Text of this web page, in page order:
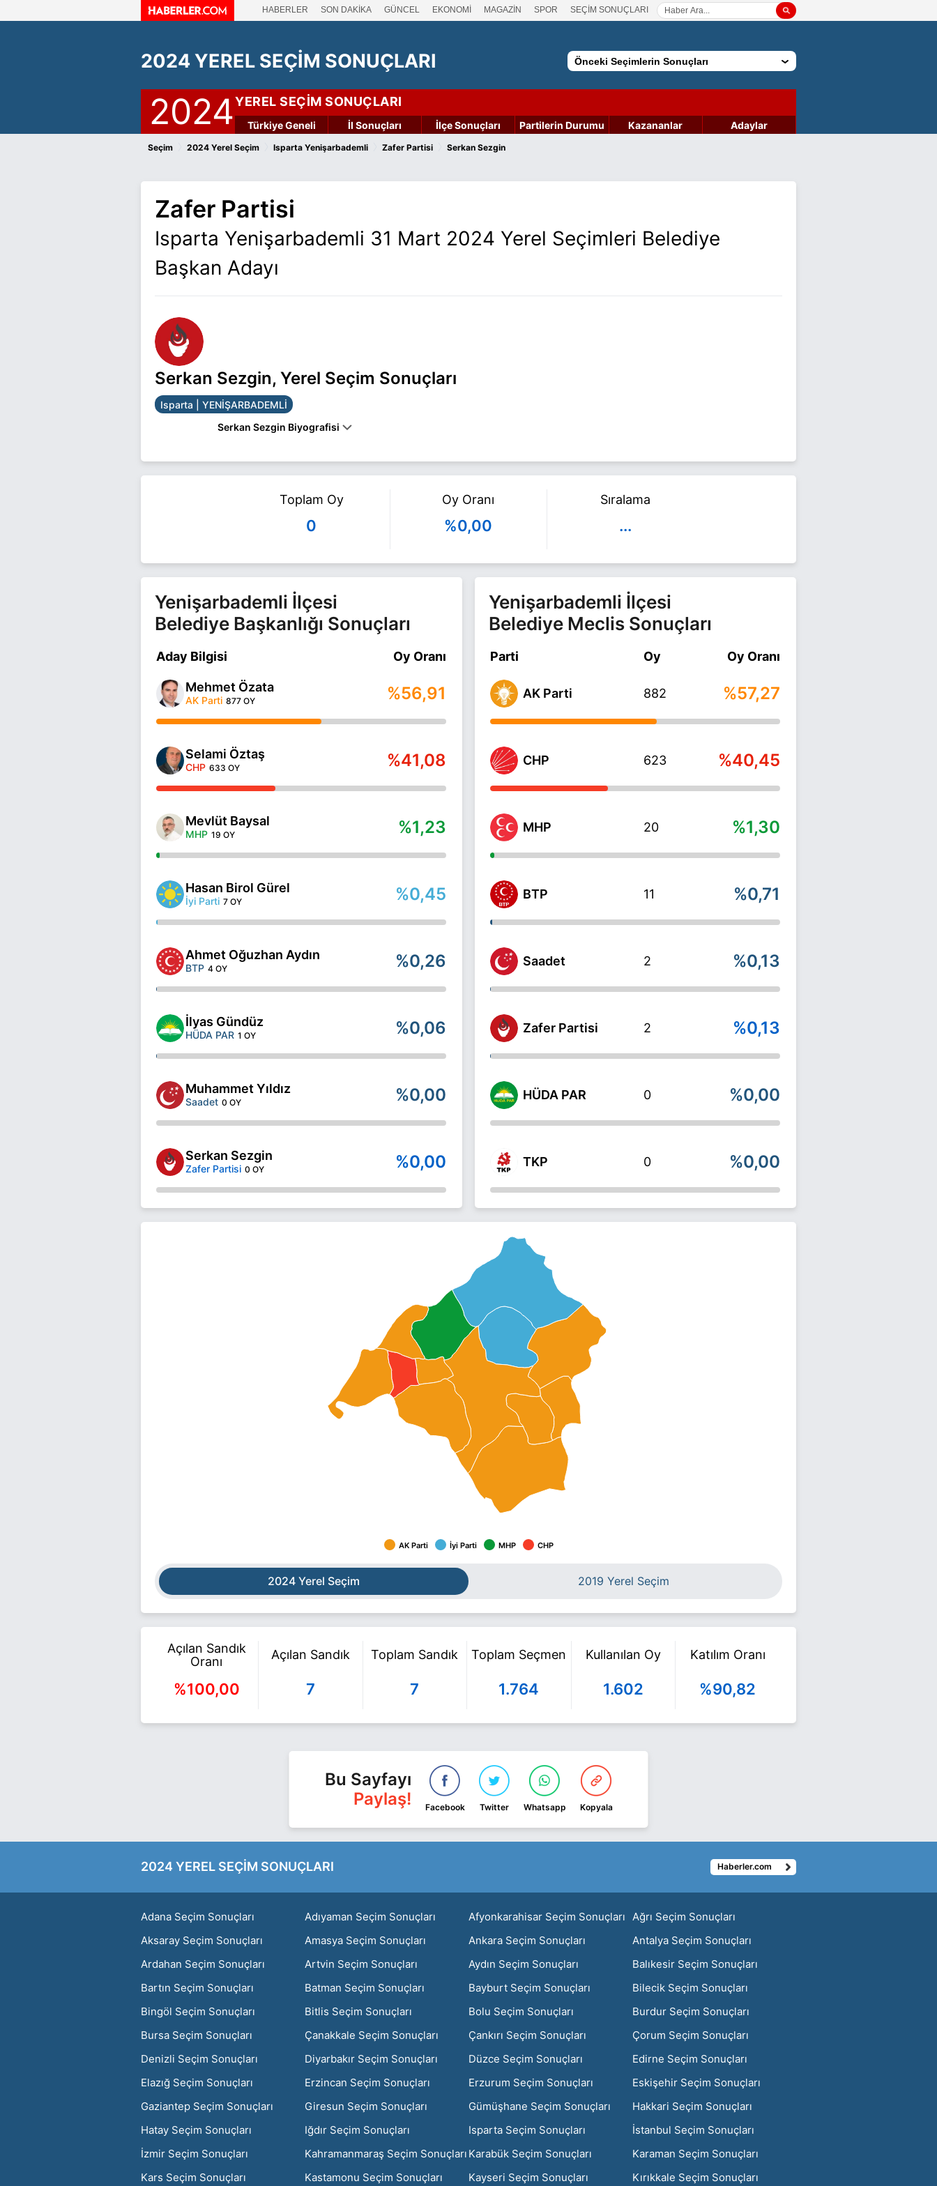
HABERLER SON DAKİKA GÜNCEL EKONOMİ MAGAZİN SPOR SEÇİM SONUÇLARI
2024 YEREL SEÇİM SONUÇLARI Önceki Seçimlerin Sonuçları
2024YEREL SEÇİM SONUÇLARI
Türkiye Geneli İl Sonuçları İlçe Sonuçları Partilerin Durumu Kazananlar Adaylar
Seçim 2024 Yerel Seçim Isparta Yenişarbademli Zafer Partisi Serkan Sezgin
Zafer Partisi
Isparta Yenişarbademli 31 Mart 2024 Yerel Seçimleri Belediye
Başkan Adayı
Serkan Sezgin, Yerel Seçim Sonuçları
Isparta | YENİŞARBADEMLİ
Serkan Sezgin Biyografisi
yarışıyor. Serkan Sezgin ile ilgili daha fazla bilgi için
Serkan Sezgin Haberleri sayfamızı ziyaret edin.
Toplam Oy
0
Oy Oranı
%0,00
Sıralama
...
Yenişarbademli İlçesi
Belediye Başkanlığı Sonuçları
Aday Bilgisi Oy Oranı
Mehmet Özata
AK Parti 877 OY %56,91
Selami Öztaş
CHP 633 OY %41,08
Mevlüt Baysal
MHP 19 OY %1,23
Hasan Birol Gürel
İyi Parti 7 OY %0,45
Ahmet Oğuzhan Aydın
BTP 4 OY %0,26
İlyas Gündüz
HÜDA PAR 1 OY %0,06
Muhammet Yıldız
Saadet 0 OY %0,00
Serkan Sezgin
Zafer Partisi 0 OY %0,00
Yenişarbademli İlçesi
Belediye Meclis Sonuçları
Parti Oy Oy Oranı
AK Parti 882 %57,27
CHP 623 %40,45
MHP 20 %1,30
BTP 11 %0,71
Saadet 2 %0,13
Zafer Partisi 2 %0,13
HÜDA PAR 0 %0,00
TKP 0 %0,00
AK Parti İyi Parti MHP CHP
2024 Yerel Seçim 2019 Yerel Seçim
Açılan Sandık
Oranı
%100,00
Açılan Sandık
7
Toplam Sandık
7
Toplam Seçmen
1.764
Kullanılan Oy
1.602
Katılım Oranı
%90,82
Bu Sayfayı
Paylaş!
Facebook Twitter Whatsapp Kopyala
2024 YEREL SEÇİM SONUÇLARI Haberler.com
Adana Seçim Sonuçları Adıyaman Seçim Sonuçları Afyonkarahisar Seçim Sonuçları Ağrı Seçim Sonuçları
Aksaray Seçim Sonuçları
Amasya Seçim Sonuçları Ankara Seçim Sonuçları
Antalya Seçim Sonuçları
Ardahan Seçim Sonuçları
Artvin Seçim Sonuçları Aydın Seçim Sonuçları
Balıkesir Seçim Sonuçları
Bartın Seçim Sonuçları
Batman Seçim Sonuçları Bayburt Seçim Sonuçları
Bilecik Seçim Sonuçları
Bingöl Seçim Sonuçları
Bitlis Seçim Sonuçları Bolu Seçim Sonuçları
Burdur Seçim Sonuçları
Bursa Seçim Sonuçları
Çanakkale Seçim Sonuçları Çankırı Seçim Sonuçları
Çorum Seçim Sonuçları
Denizli Seçim Sonuçları
Diyarbakır Seçim Sonuçları Düzce Seçim Sonuçları
Edirne Seçim Sonuçları
Elazığ Seçim Sonuçları
Erzincan Seçim Sonuçları Erzurum Seçim Sonuçları
Eskişehir Seçim Sonuçları
Gaziantep Seçim Sonuçları
Giresun Seçim Sonuçları Gümüşhane Seçim Sonuçları
Hakkari Seçim Sonuçları
Hatay Seçim Sonuçları
Iğdır Seçim Sonuçları Isparta Seçim Sonuçları
İstanbul Seçim Sonuçları
İzmir Seçim Sonuçları
Kahramanmaraş Seçim Sonuçları Karabük Seçim Sonuçları
Karaman Seçim Sonuçları
Kars Seçim Sonuçları
Kastamonu Seçim Sonuçları Kayseri Seçim Sonuçları Kırıkkale Seçim Sonuçları